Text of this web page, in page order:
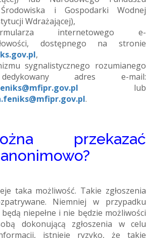
i Gospodarki Wodnej
Wdrażającej),
internetowego e-
dostępnego na stronie
,
sygnalistycznego rozumianego
adres e-mail:
lub
.
przekazać
taka możliwość. Takie zgłoszenia
Niemniej w przypadku
niepełne i nie będzie możliwości
dokonującą zgłoszenia w celu
istnieje ryzyko, że takie